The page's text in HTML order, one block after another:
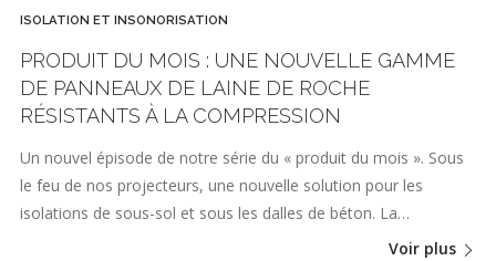
ISOLATION ET INSONORISATION
PRODUIT DU MOIS : UNE NOUVELLE GAMME
DE PANNEAUX DE LAINE DE ROCHE
RÉSISTANTS À LA COMPRESSION
Un nouvel épisode de notre série du « produit du mois ». Sous
le feu de nos projecteurs, une nouvelle solution pour les
isolations de sous-sol et sous les dalles de béton. La…
Voir plus